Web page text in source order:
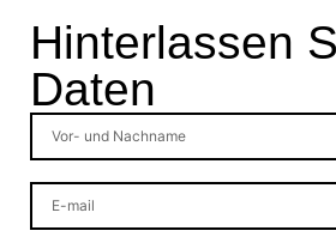
Hinterlassen
Daten